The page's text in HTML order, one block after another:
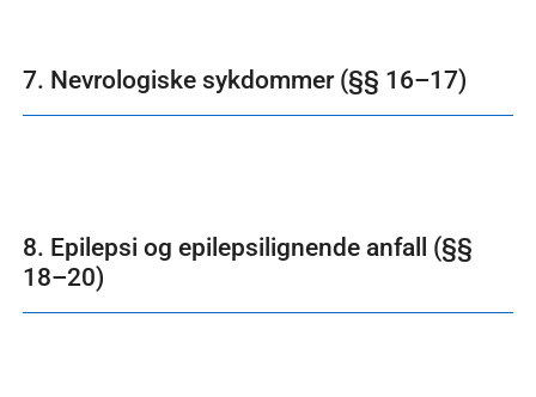
7. Nevrologiske sykdommer (§§ 16–17)
8. Epilepsi og epilepsilignende anfall (§§
18–20)